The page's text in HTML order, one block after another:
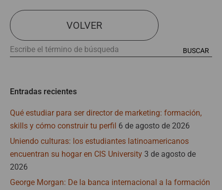
VOLVER
Entradas recientes
Qué estudiar para ser director de marketing: formación,
skills y cómo construir tu perfil 6 de agosto de 2026
Uniendo culturas: los estudiantes latinoamericanos
encuentran su hogar en CIS University 3 de agosto de
2026
George Morgan: De la banca internacional a la formación